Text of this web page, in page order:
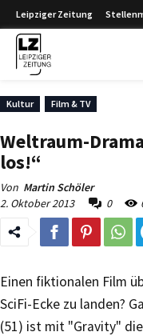
Leipziger Zeitung
Kultur Film & TV
Weltraum-
los!“
Von Martin Schöler
2. Oktober 2013
0
Einen fiktionalen Film
SciFi-Ecke zu landen?
(51) ist mit "Gravity"